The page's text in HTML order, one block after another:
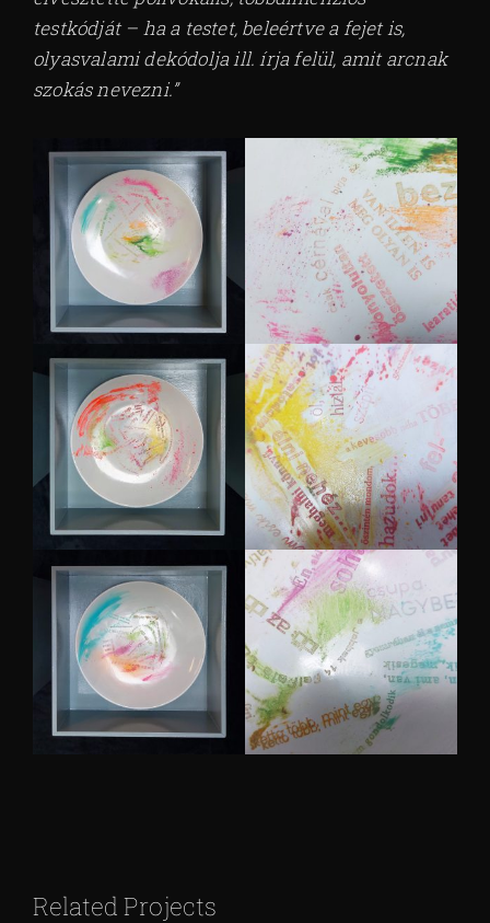
testkódját – ha a testet, beleértve a fejet is,
olyasvalami dekódolja ill. írja felül, amit arcnak
szokás nevezni.”
Related Projects